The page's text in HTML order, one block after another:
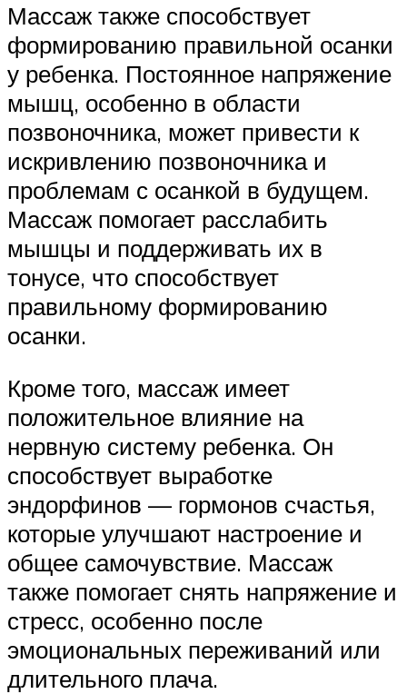
Массаж также способствует
формированию правильной осанки
у ребенка. Постоянное напряжение
мышц, особенно в области
позвоночника, может привести к
искривлению позвоночника и
проблемам с осанкой в будущем.
Массаж помогает расслабить
мышцы и поддерживать их в
тонусе, что способствует
правильному формированию
осанки.
Кроме того, массаж имеет
положительное влияние на
нервную систему ребенка. Он
способствует выработке
эндорфинов — гормонов счастья,
которые улучшают настроение и
общее самочувствие. Массаж
также помогает снять напряжение и
стресс, особенно после
эмоциональных переживаний или
длительного плача.